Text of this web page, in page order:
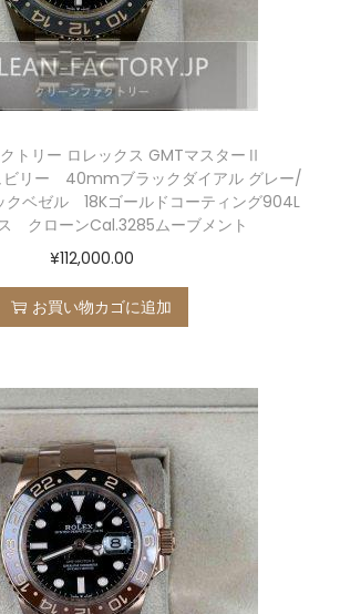
トリー ロレックス GMTマスターⅡ
ビリー 40mmブラックダイアル グレー/
クベゼル 18Kゴールドコーティング904L
クローンCal.3285ムーブメント
¥112,000.00
お買い物カゴに追加